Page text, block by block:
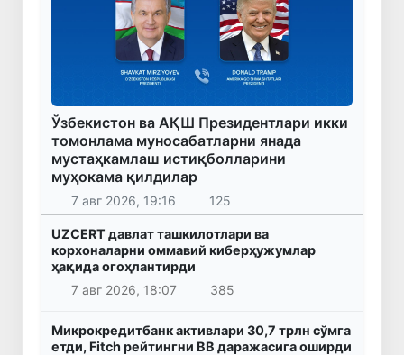
Ўзбекистон ва АҚШ Президентлари икки
томонлама муносабатларни янада
мустаҳкамлаш истиқболларини
муҳокама қилдилар
7 авг 2026, 19:16 125
UZCERT давлат ташкилотлари ва
корхоналарни оммавий киберҳужумлар
ҳақида огоҳлантирди
7 авг 2026, 18:07
385
Микрокредитбанк активлари 30,7 трлн сўмга
етди, Fitch рейтингни BB даражасига оширди